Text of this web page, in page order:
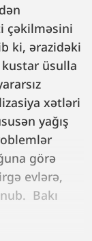
çəkilməsini
ki, ərazidəki
üsulla
xətləri
yağış
görə
evlərə,
Bakı